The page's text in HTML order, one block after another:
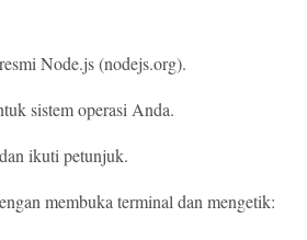
Node.js (nodejs.org).
sistem operasi Anda.
ikuti petunjuk.
membuka terminal dan mengetik: